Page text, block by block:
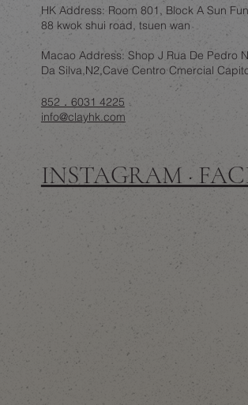
HK Address: Room 801, Block A Sun
88 kwok shui road, tsuen wan
Macao Address: Shop J Rua De Pedro
Da Silva,N2,Cave Centro Cmercial
852．6031 4225
info@clayhk.com
INSTAGRAM ·